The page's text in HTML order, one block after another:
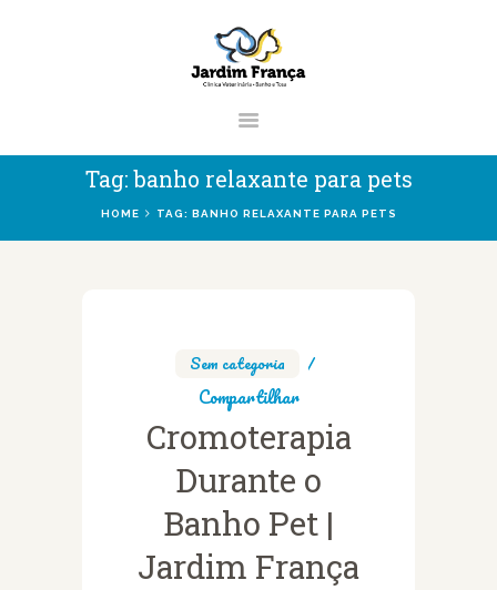
Tag: banho relaxante para pets
HOME TAG: BANHO RELAXANTE PARA PETS
CLÍNICA VETERINÁRIA JARDIM
FRANÇA | ZONA NORTE DE SÃO
PAULO
São Paulo
VETERINÁRIOS
SERVIÇOS
BLOG
Sem categoria
Compartilhar
Cromoterapia
Durante o
Banho Pet |
Jardim França